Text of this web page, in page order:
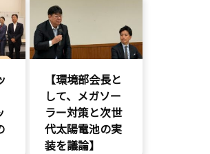
AI
最先端技術
経済政策
製造業
議員連盟
【環境部会長と
して、メガソー
ラー対策と次世
代太陽電池の実
装を議論】